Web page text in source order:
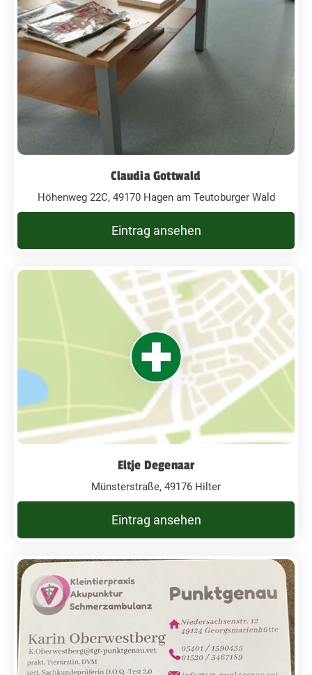
Claudia Gottwald
Höhenweg 22C, 49170 Hagen am Teutoburger Wald
Eintrag ansehen
Eltje Degenaar
Münsterstraße, 49176 Hilter
Eintrag ansehen